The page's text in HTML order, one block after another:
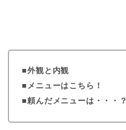
外観と内観
メニューはこちら！
頼んだメニューは・・・？